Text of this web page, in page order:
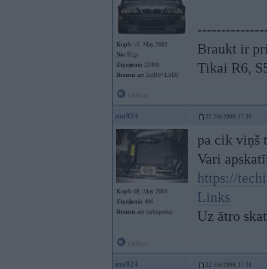
Kopš: 15. May 2002
No: Rīga
Ziņojumi: 22409
Braucu ar: 2x(R6+LSD)
Braukt ir
Tikai R6,
ma924 22. Feb 2009, 17:36
Kopš: 08. May 2003
Ziņojumi: 496
Braucu ar: turboporku
pa cik viņš
Vari
https://
Links
Uz ātro
ma924 22. Feb 2009, 17:38